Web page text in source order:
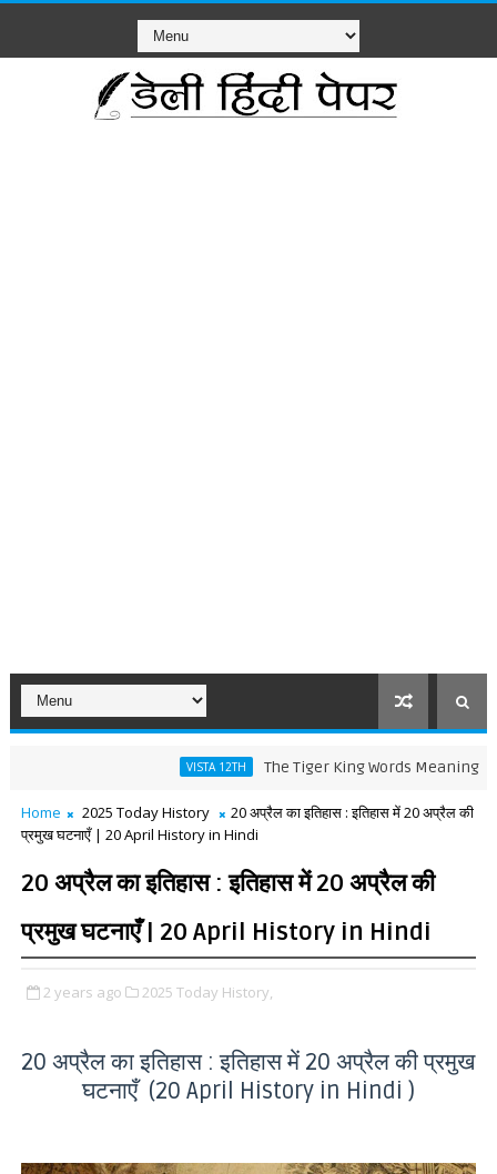
VISTA 12TH The Tiger King Words Meaning and Line
Home 2025 Today History
20 अप्रैल का इतिहास : इतिहास में 20 अप्रैल की
प्रमुख घटनाएँ | 20 April History in Hindi
20 अप्रैल का इतिहास : इतिहास में 20 अप्रैल की
प्रमुख घटनाएँ | 20 April History in Hindi
2 years ago 2025 Today History,
20 अप्रैल का इतिहास : इतिहास में 20 अप्रैल की प्रमुख
घटनाएँ (20 April History in Hindi )